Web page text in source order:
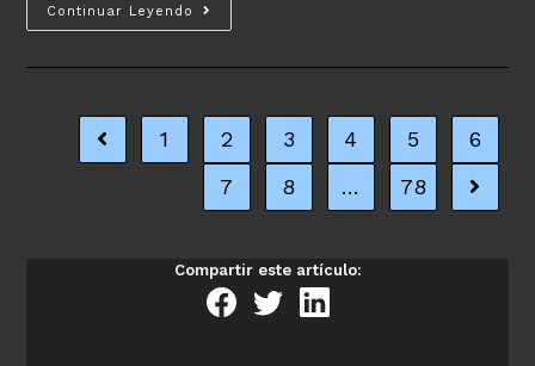
Continuar Leyendo
ultimo
Gogh
Ir a la página anterior
1 2 3 4 5
6
7
8 … 78 Ir a la
Compartir este artículo: